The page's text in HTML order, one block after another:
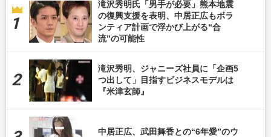
滝沢秀明氏「男手が必要」熊本地震
の復興支援を表明、中居正広もボラ
ンティア計画で浮かび上がる“合
流”の可能性
滝沢秀明、ジャニーズ社員に「企画5
つ出して」目指すビジネスモデルは
『米津玄師』
中居正広、武田舞香との“6年愛”のウ